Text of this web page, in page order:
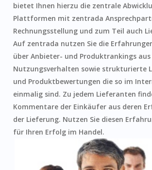
bietet Ihnen hierzu die zentrale
Plattformen mit zentrada
Rechnungsstellung und zum Teil auch
Auf zentrada nutzen Sie die
über Anbieter- und Produktrankings aus
Nutzungsverhalten sowie strukturierte
und Produktbewertungen die so im
einmalig sind. Zu jedem Lieferanten
Kommentare der Einkäufer aus deren
der Lieferung. Nutzen Sie diesen
für Ihren Erfolg im Handel.